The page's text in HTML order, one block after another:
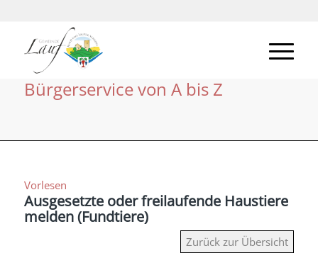
Bürgerservice von A bis Z
Vorlesen
Ausgesetzte oder freilaufende Haustiere
melden (Fundtiere)
Zurück zur Übersicht